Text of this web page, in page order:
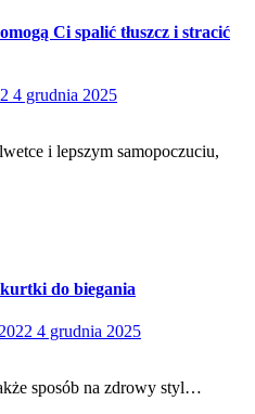
Ci spalić tłuszcz i stracić
4 grudnia 2025
i lepszym samopoczuciu,
do biegania
4 grudnia 2025
sposób na zdrowy styl…